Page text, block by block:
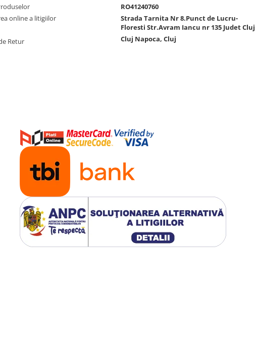
online a litigiilor
Retur
RO41240760
Strada Tarnita Nr 8.Punct de Lucru-
Floresti Str.Avram Iancu nr 135 Judet Cluj
Cluj Napoca, Cluj